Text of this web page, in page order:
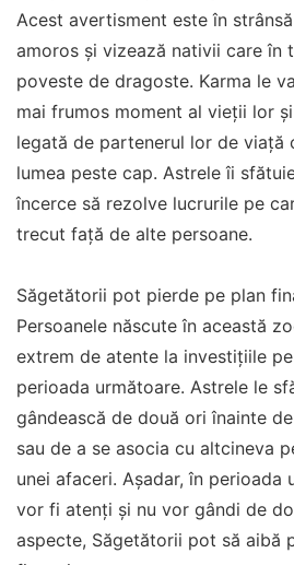
Acest avertisment este în
amoros și vizează nativii care în
poveste de dragoste. Karma le
mai frumos moment al vieții lor
legată de partenerul lor de viață
lumea peste cap. Astrele îi
încerce să rezolve lucrurile pe
trecut față de alte persoane.
Săgetătorii pot pierde pe plan
Persoanele născute în această
extrem de atente la investițiile
perioada următoare. Astrele le
gândească de două ori înainte
sau de a se asocia cu altcineva
unei afaceri. Așadar, în perioada
vor fi atenți și nu vor gândi de
aspecte, Săgetătorii pot să aibă